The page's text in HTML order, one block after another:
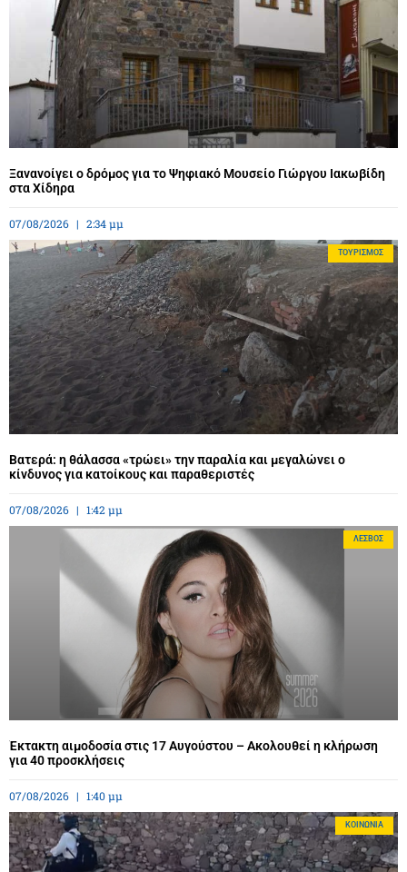
Ξανανοίγει ο δρόμος για το Ψηφιακό Μουσείο Γιώργου Ιακωβίδη
στα Χίδηρα
07/08/2026 2:34 μμ
ΤΟΥΡΙΣΜΌΣ
Βατερά: η θάλασσα «τρώει» την παραλία και μεγαλώνει ο
κίνδυνος για κατοίκους και παραθεριστές
07/08/2026 1:42 μμ
ΛΈΣΒΟΣ
Έκτακτη αιμοδοσία στις 17 Αυγούστου – Ακολουθεί η κλήρωση
για 40 προσκλήσεις
07/08/2026 1:40 μμ
ΚΟΙΝΩΝΊΑ